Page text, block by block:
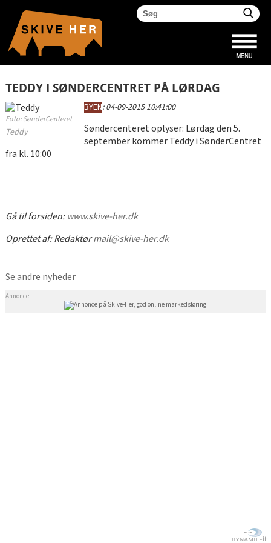
TEDDY I SØNDERCENTRET PÅ LØRDAG
Foto: SønderCenteret
Teddy
BYEN:04-09-2015 10:41:00
Søndercenteret oplyser: Lørdag den 5.
september kommer Teddy i SønderCentret
fra kl. 10:00
Gå til forsiden:www.skive-her.dk
Oprettet af:Redaktørmail@skive-her.dk
Se andre nyheder
Annonce: